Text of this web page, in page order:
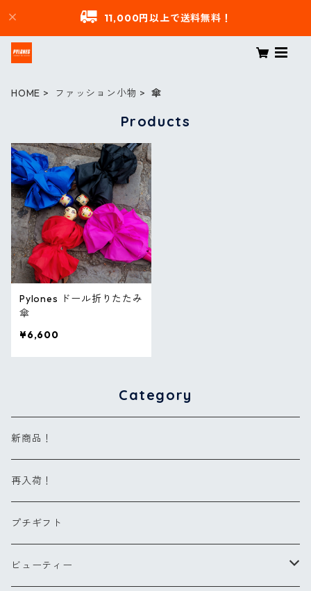
11,000円以上で送料無料！
HOME ファッション小物 傘
Products
Pylones ドール折りたたみ
傘
¥6,600
Category
新商品！
再入荷！
プチギフト
ビューティー